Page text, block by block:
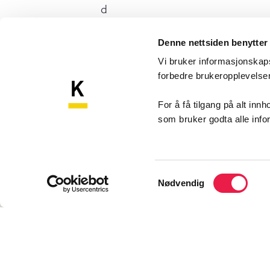
Denne nettsiden
Vi bruker
forbedre
For å få tilgang på alt
som bruker godta alle
Samtykkevalg
Nødvendig
d
e
n
Kompetansebroen
1478